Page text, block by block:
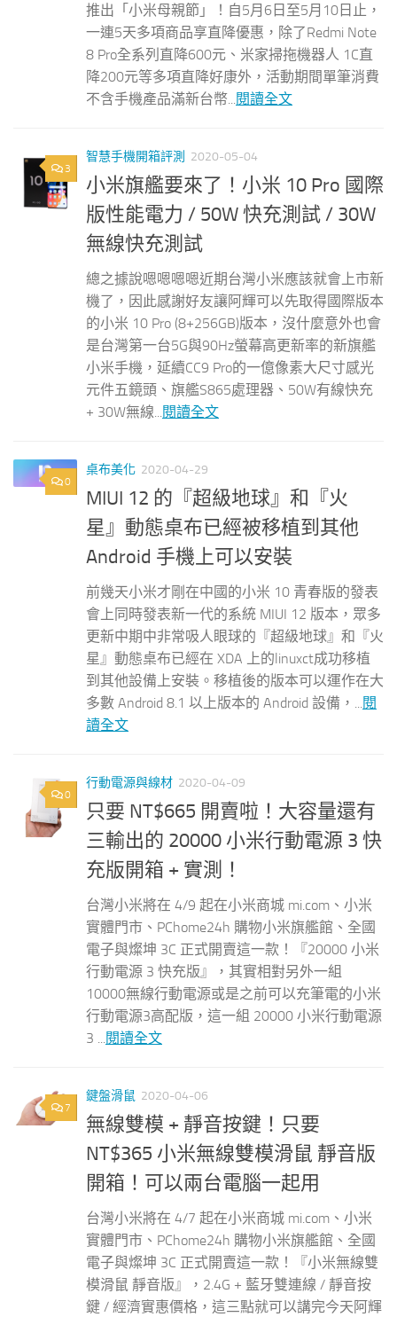
推出「小米母親節」！自5月6日至5月10日止，
一連5天多項商品享直降優惠，除了Redmi Note
8 Pro全系列直降600元、米家掃拖機器人 1C直
降200元等多項直降好康外，活動期間單筆消費
不含手機產品滿新台幣... 閱讀全文
3
智慧手機開箱評測 2020-05-04
小米旗艦要來了！小米 10 Pro 國際
版性能電力 / 50W 快充測試 / 30W
無線快充測試
總之據說嗯嗯嗯嗯近期台灣小米應該就會上市新
機了，因此感謝好友讓阿輝可以先取得國際版本
的小米 10 Pro (8+256GB)版本，沒什麼意外也會
是台灣第一台5G與90Hz螢幕高更新率的新旗艦
小米手機，延續CC9 Pro的一億像素大尺寸感光
元件五鏡頭、旗艦S865處理器、50W有線快充
+ 30W無線...
閱讀全文
0
桌布美化 2020-04-29
MIUI 12 的『超級地球』和『火
星』動態桌布已經被移植到其他
Android 手機上可以安裝
前幾天小米才剛在中國的小米 10 青春版的發表
會上同時發表新一代的系統 MIUI 12 版本，眾多
更新中期中非常吸人眼球的『超級地球』和『火
星』動態桌布已經在 XDA 上的linuxct成功移植
到其他設備上安裝。移植後的版本可以運作在大
多數 Android 8.1 以上版本的 Android 設備，...閱
讀全文
0
行動電源與線材 2020-04-09
只要 NT$665 開賣啦！大容量還有
三輸出的 20000 小米行動電源 3 快
充版開箱 + 實測！
台灣小米將在 4/9 起在小米商城 mi.com、小米
實體門市、PChome24h 購物小米旗艦館、全國
電子與燦坤 3C 正式開賣這一款！『20000 小米
行動電源 3 快充版』，其實相對另外一組
10000無線行動電源或是之前可以充筆電的小米
行動電源3高配版，這一組 20000 小米行動電源
3 ...閱讀全文
7
鍵盤滑鼠 2020-04-06
無線雙模 + 靜音按鍵！只要
NT$365 小米無線雙模滑鼠 靜音版
開箱！可以兩台電腦一起用
台灣小米將在 4/7 起在小米商城 mi.com、小米
實體門市、PChome24h 購物小米旗艦館、全國
電子與燦坤 3C 正式開賣這一款！『小米無線雙
模滑鼠 靜音版』，2.4G + 藍牙雙連線 / 靜音按
鍵 / 經濟實惠價格，這三點就可以講完今天阿輝